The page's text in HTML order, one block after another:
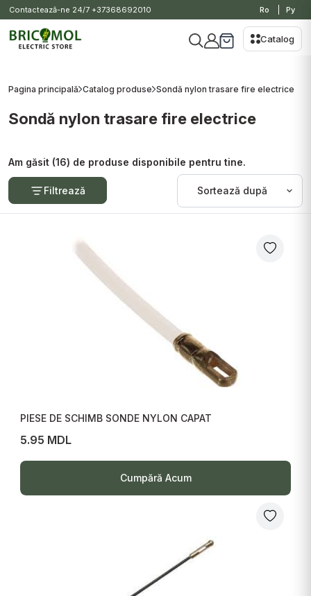
Contactează-ne 24/7 +37368692010 Ro Ру
Catalog
Pagina principală Catalog produse Sondă nylon trasare fire electrice
Sondă nylon trasare fire electrice
Am găsit (16) de produse disponibile pentru tine.
Filtrează
PIESE DE SCHIMB SONDE NYLON CAPAT
5.95 MDL
Cumpără Acum